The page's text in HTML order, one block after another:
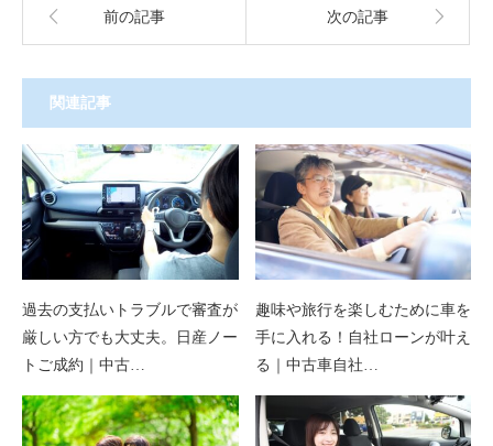
前の記事 次の記事
関連記事
過去の支払いトラブルで審査が
厳しい方でも大丈夫。日産ノー
トご成約｜中古…
趣味や旅行を楽しむために車を
手に入れる！自社ローンが叶え
る｜中古車自社…